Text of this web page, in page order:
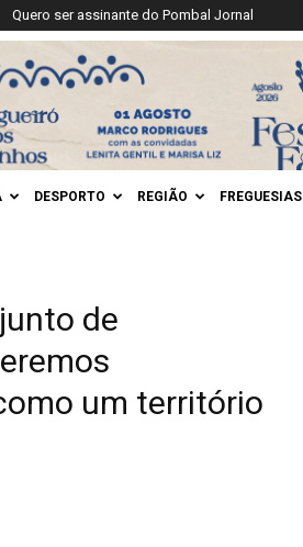
Quero ser assinante do Pombal Jornal
DESPORTO REGIÃO FREGUESIAS
de
um território